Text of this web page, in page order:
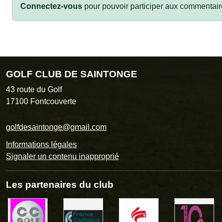
Connectez-vous pour pouvoir participer aux
GOLF CLUB DE SAINTONGE
43 route du Golf
17100 Fontcouverte
golfdesaintonge@gmail.com
Informations légales
Signaler un contenu inapproprié
Les partenaires du club